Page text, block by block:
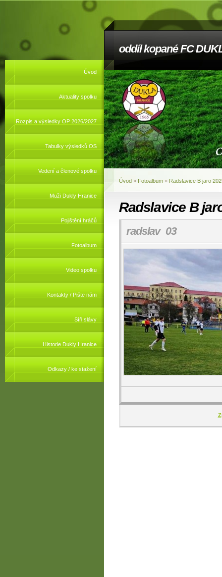
oddíl kopané FC
Úvod
Aktuality spolku
Rozpis a výsledky OP 2026/2027
Tabulky výsledků OS
Vedení a členové spolku
Muži Dukly Hranice
Pojištění hráčů
Fotoalbum
Video spolku
Kontakty / Pište nám
Síň slávy
Historie Dukly Hranice
Odkazy / ke stažení
Úvod » Fotoalbum » Radslavice B jaro
Radslavice B
radslav_03